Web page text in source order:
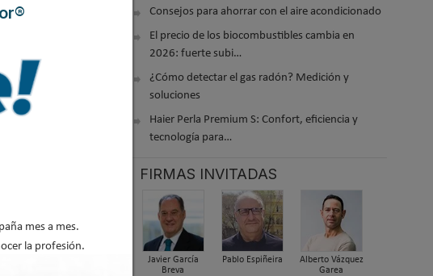
que están
eficiencia energética
todos los
podrá tener
estándar o de
disponible en el
Consejos para ahorrar con el aire acondicionado
El precio de los biocombustibles cambia en
2026: fuerte subi…
¿Cómo detectar el gas radón? Medición y
soluciones
Haier Perla Premium S: Confort, eficiencia y
tecnología para…
FIRMAS INVITADAS
Javier García
Breva
Pablo Espiñeira
Alberto Vázquez
Garea
mes a mes.
la profesión.